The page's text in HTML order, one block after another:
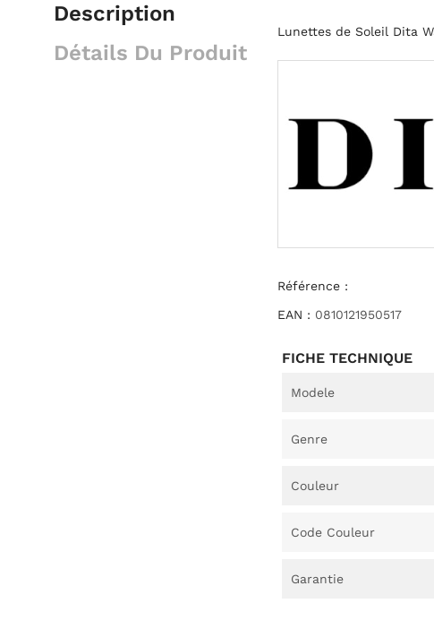
Description
Détails Du Produit
Lunettes de Soleil Dita
Référence :
EAN : 0810121950517
FICHE TECHNIQUE
Modele
Genre
Couleur
Code Couleur
Garantie